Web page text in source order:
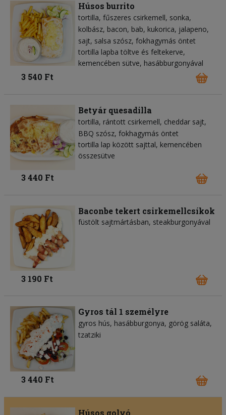
Húsos burrito
tortilla fűszeres csirkemell sonka
kolbász bacon bab kukorica jalapeno
sajt salsa szósz fokhagymás öntet
tortilla lapba töltve és feltekerve,
kemencében sütve, hasábburgonyával
3 540 Ft
Betyár quesadilla
tortilla rántott csirkemell cheddar sajt
BBQ szósz fokhagymás öntet
tortilla lap között sajttal, kemencében
összesütve
3 440 Ft
Baconbe tekert csirkemellcsíkok
füstölt sajtmártásban, steakburgonyával
3 190 Ft
Gyros tál 1 személyre
gyros hús hasábburgonya görög saláta
tzatziki
3 440 Ft
Húsos golyó